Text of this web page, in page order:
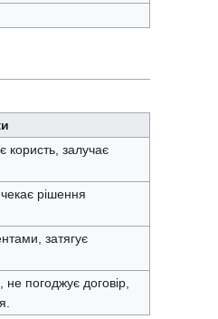
користь, залучає
рішення
затягує
не погоджує договір,